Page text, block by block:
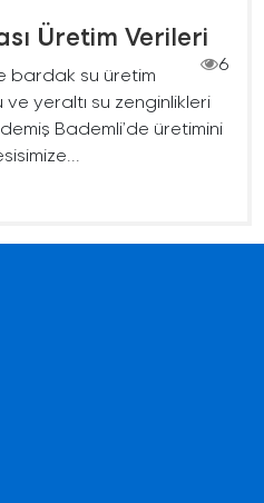
Üretim Verileri
6
bardak su üretim
yeraltı su zenginlikleri
Bademli’de üretimini